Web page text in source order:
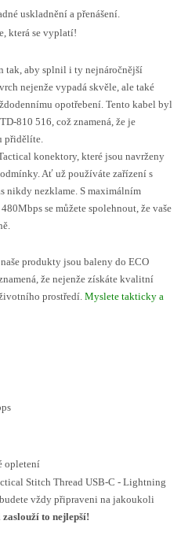
uskladnění a přenášení.
která se vyplatí!
tak, aby splnil i ty nejnáročnější
nejenže vypadá skvěle, ale také
opotřebení. Tento kabel byl
810 516, což znamená, že je
přidělíte.
konektory, které jsou navrženy
Ať už používáte zařízení s
nikdy nezklame. S maximálním
se můžete spolehnout, že vaše
produkty jsou baleny do ECO
že nejenže získáte kvalitní
prostředí. Myslete takticky a
opletení
Stitch Thread USB-C - Lightning
vždy připraveni na jakoukoli
zaslouží to nejlepší!